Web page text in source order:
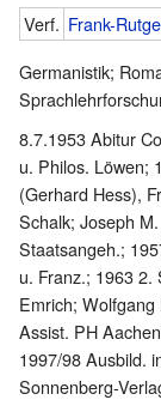
Verf. Frank-
Germanistik;
8.7.1953 Abitur
u. Philos. Löwen;
(Gerhard Hess),
Schalk; Joseph
Staatsangeh.;
u. Franz.; 1963
Emrich;
Assist. PH
1997/98 Ausbild.
Sonnenberg-